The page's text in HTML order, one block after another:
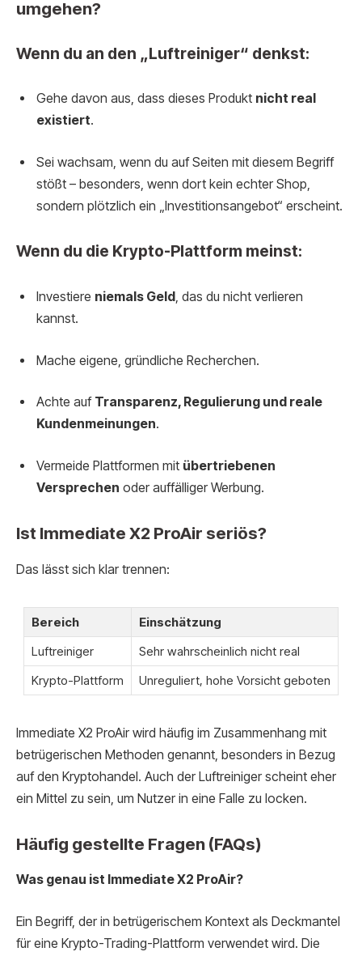
umgehen?
Wenn du an den „Luftreiniger“ denkst:
Gehe davon aus, dass dieses Produkt nicht real
existiert.
Sei wachsam, wenn du auf Seiten mit diesem Begriff
stößt – besonders, wenn dort kein echter Shop,
sondern plötzlich ein „Investitionsangebot“ erscheint.
Wenn du die Krypto-Plattform meinst:
Investiere niemals Geld, das du nicht verlieren
kannst.
Mache eigene, gründliche Recherchen.
Achte auf Transparenz, Regulierung und reale
Kundenmeinungen.
Vermeide Plattformen mit übertriebenen
Versprechen oder auffälliger Werbung.
Ist Immediate X2 ProAir seriös?
Das lässt sich klar trennen:
Bereich
Einschätzung
Luftreiniger
Sehr wahrscheinlich nicht real
Krypto-Plattform
Unreguliert, hohe Vorsicht geboten
Immediate X2 ProAir wird häufig im Zusammenhang mit
betrügerischen Methoden genannt, besonders in Bezug
auf den Kryptohandel. Auch der Luftreiniger scheint eher
ein Mittel zu sein, um Nutzer in eine Falle zu locken.
Häufig gestellte Fragen (FAQs)
Was genau ist Immediate X2 ProAir?
Ein Begriff, der in betrügerischem Kontext als Deckmantel
für eine Krypto-Trading-Plattform verwendet wird. Die